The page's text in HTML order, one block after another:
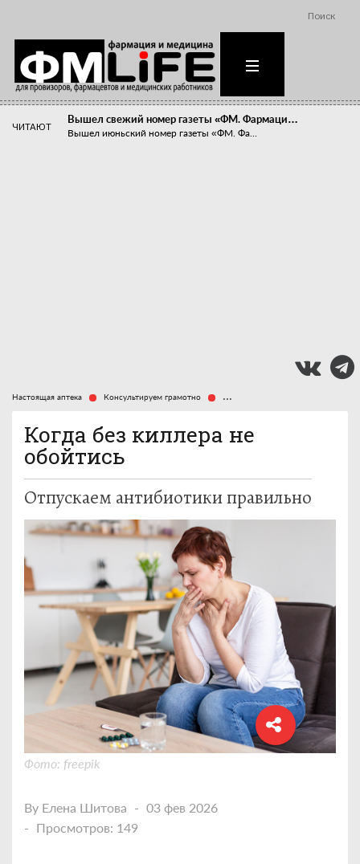
Поиск
ЧИТАЮТ
Вышел свежий номер газеты «ФМ. Фармаци…
Вышел июньский номер газеты «ФМ. Фа...
Настоящая аптека Консультируем грамотно Когда без киллера не обойтись
Когда без киллера не
обойтись
Отпускаем антибиотики правильно
Фото: freepik
By Елена Шитова
03 фев 2026
Просмотров: 149